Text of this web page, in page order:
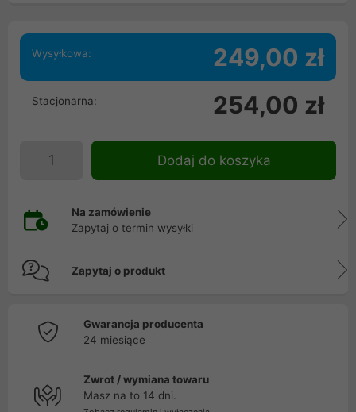
Wysyłkowa: 249,00 zł
Stacjonarna: 254,00 zł
Dodaj do koszyka
Na zamówienie
Zapytaj o termin wysyłki
Zapytaj o produkt
Gwarancja producenta
24 miesiące
Zwrot / wymiana towaru
Masz na to 14 dni.